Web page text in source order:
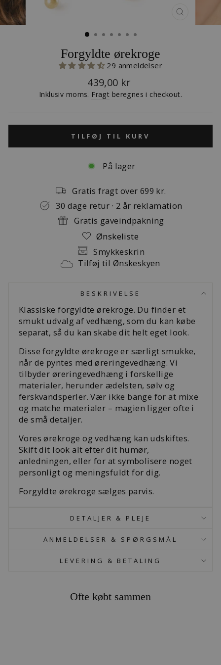
(ESC)
Forgyldte ørekroge
29 anmeldelser
Normalpris
439,00 kr
Inklusiv moms. Fragt beregnes i checkout.
TILFØJ TIL KURV
På lager
Gratis fragt over 699 kr.
30 dage retur · 2 år reklamation
Gratis gaveindpakning
Ønskeliste
Smykkeskrin
Tilføj til Ønskeskyen
BESKRIVELSE
Klassiske forgyldte ørekroge. Du finder et
smukt udvalg af vedhæng, som du kan købe
separat, så du kan skabe dit helt eget look.
Disse forgyldte ørekroge er særligt smukke,
når de pyntes med øreringevedhæng. Vi
tilbyder øreringevedhæng i forskellige
materialer, herunder ædelsten, sølv og
ferskvandsperler. Vær ikke bange for at mixe
og matche materialer – magien ligger ofte i
de små detaljer.
Vores ørekroge og vedhæng kan udskiftes.
Skift dit look alt efter dit humør,
anledningen, eller for at symbolisere noget
personligt og meningsfuldt for dig.
Forgyldte ørekroge sælges parvis.
DETALJER & PLEJE
ANMELDELSER & SPØRGSMÅL
LEVERING & BETALING
Ofte købt sammen